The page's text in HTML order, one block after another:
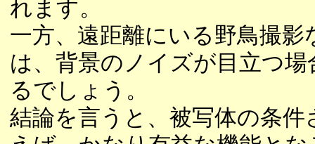
れます。
一方、遠距離にいる野鳥撮影
は、背景のノイズが目立つ場
るでしょう。
結論を言うと、被写体の条件